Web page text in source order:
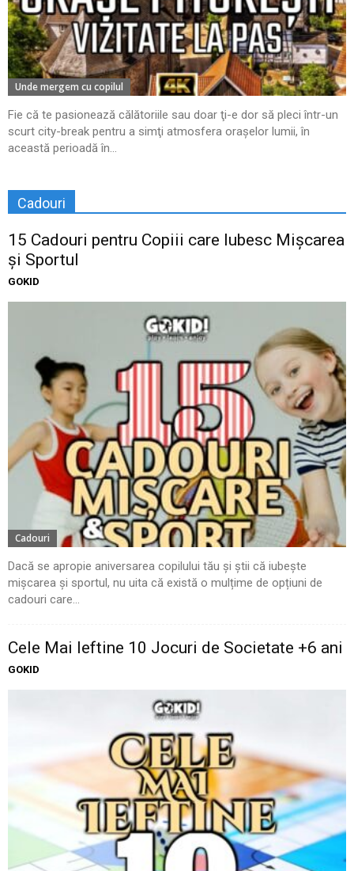
Unde mergem cu copilul
Fie că te pasionează călătoriile sau doar ţi-e dor să pleci într-un
scurt city-break pentru a simţi atmosfera oraşelor lumii, în
această perioadă în...
Cadouri
15 Cadouri pentru Copiii care Iubesc Mișcarea
și Sportul
GOKID
Cadouri
Dacă se apropie aniversarea copilului tău și știi că iubește
mișcarea și sportul, nu uita că există o mulțime de opțiuni de
cadouri care...
Cele Mai Ieftine 10 Jocuri de Societate +6 ani
GOKID